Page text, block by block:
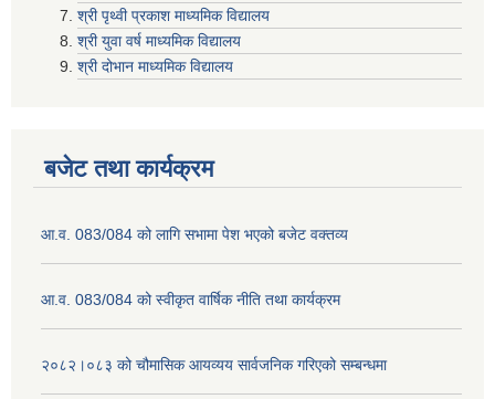
श्री पृथ्वी प्रकाश माध्यमिक विद्यालय
श्री युवा वर्ष माध्यमिक विद्यालय
श्री दोभान माध्यमिक विद्यालय
बजेट तथा कार्यक्रम
आ.व. 083/084 को लागि सभामा पेश भएको बजेट वक्तव्य
आ.व. 083/084 को स्वीकृत वार्षिक नीति तथा कार्यक्रम
२०८२।०८३ को चौमासिक आयव्यय सार्वजनिक गरिएको सम्बन्धमा